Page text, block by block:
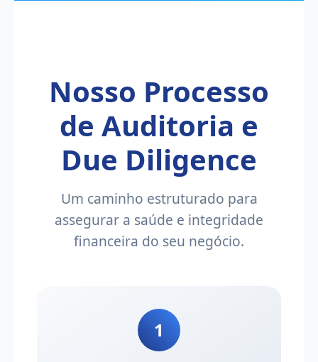
Nosso Processo
de Auditoria e
Due Diligence
Um caminho estruturado para
assegurar a saúde e integridade
financeira do seu negócio.
1